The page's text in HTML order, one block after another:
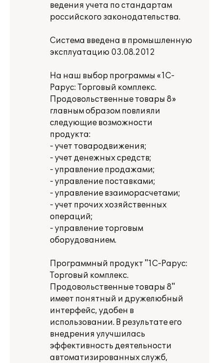
ведения учета по стандартам
российского законодательства.
Система введена в промышленную
эксплуатацию 03.08.2012
На наш выбор программы «1С-
Рарус: Торговый комплекс.
Продовольственные товары 8»
главным образом повлияли
следующие возможности
продукта:
- учет товародвижения;
- учет денежных средств;
- управление продажами;
- управление поставками;
- управление взаиморасчетами;
- учет прочих хозяйственных
операций;
- управление торговым
оборудованием.
Программный продукт "1С-Рарус:
Торговый комплекс.
Продовольственные товары 8"
имеет понятный и дружелюбный
интерфейс, удобен в
использовании. В результате его
внедрения улучшилась
эффективность деятельности
автоматизированных служб,